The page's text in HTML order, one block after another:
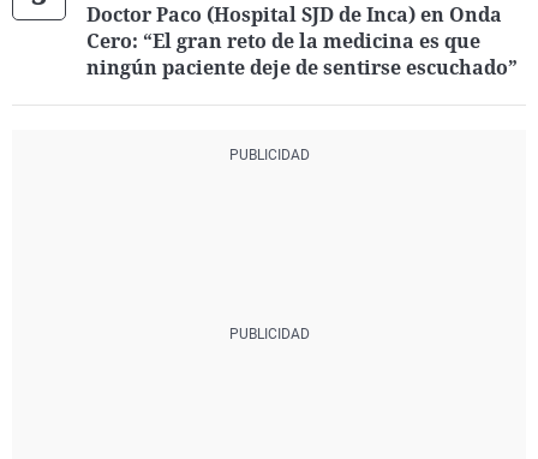
Doctor Paco (Hospital SJD de Inca) en Onda
Cero: “El gran reto de la medicina es que
ningún paciente deje de sentirse escuchado”